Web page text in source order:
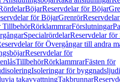
BöjarReservdelar för Böjar
för BöjarGrenrör
TillbehörRörklammrarFörslutningar
SpecialrördelarReservdelar för
för Övergångar till andra
Reservdelar för
TillbehörRörklammrarFästen för
Isoleringar för
takavvattningTakbrunnar